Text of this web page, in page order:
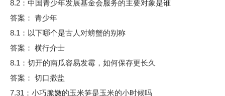
8.2：中国青少年发展基金会服务的主要对象是谁
答案： 青少年
8.1：以下哪个是古人对螃蟹的别称
答案： 横行介士
8.1：切开的南瓜容易发霉，如何保存更长久
答案： 切口撒盐
7.31：小巧脆嫩的玉米笋是玉米的小时候吗